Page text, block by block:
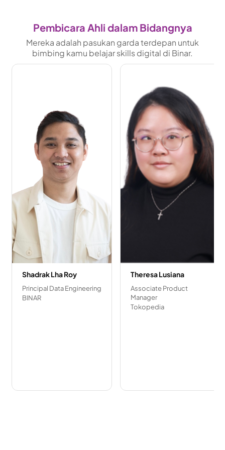
Pembicara Ahli dalam Bidangnya
Mereka adalah pasukan garda terdepan untuk
bimbing kamu belajar skills digital di Binar.
Shadrak Lha Roy
Principal Data Engineering
BINAR
Theresa Lusiana
Associate Product
Manager
Tokopedia